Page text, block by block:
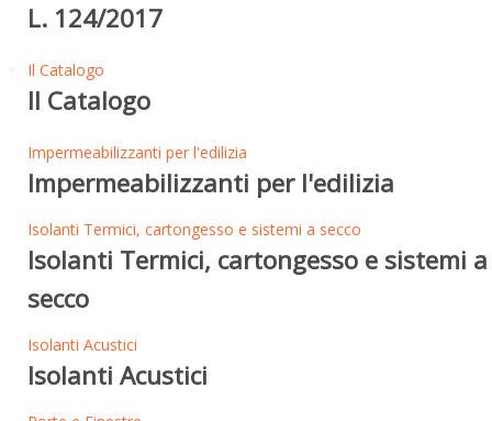
L. 124/2017
Il Catalogo
Il Catalogo
Impermeabilizzanti per l'edilizia
Impermeabilizzanti per l'edilizia
Isolanti Termici, cartongesso e sistemi a secco
Isolanti Termici, cartongesso e sistemi a
secco
Isolanti Acustici
Isolanti Acustici